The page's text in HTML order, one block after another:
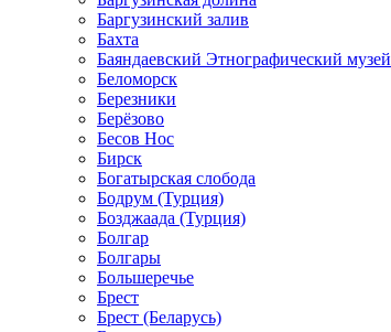
Баргузинский залив
Бахта
Баяндаевский Этнографический музей
Беломорск
Березники
Берёзово
Бесов Нос
Бирск
Богатырская слобода
Бодрум (Турция)
Бозджаада (Турция)
Болгар
Болгары
Большеречье
Брест
Брест (Беларусь)